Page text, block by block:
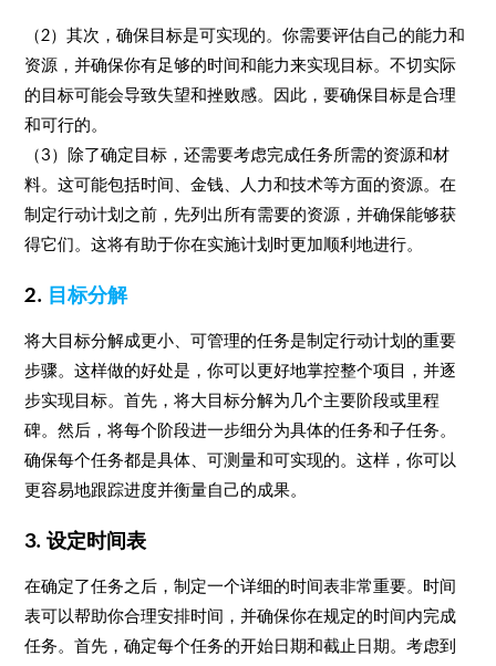
（2）其次，确保目标是可实现的。你需要评估自己的能力和
资源，并确保你有足够的时间和能力来实现目标。不切实际
的目标可能会导致失望和挫败感。因此，要确保目标是合理
和可行的。
（3）除了确定目标，还需要考虑完成任务所需的资源和材
料。这可能包括时间、金钱、人力和技术等方面的资源。在
制定行动计划之前，先列出所有需要的资源，并确保能够获
得它们。这将有助于你在实施计划时更加顺利地进行。
2. 目标分解
将大目标分解成更小、可管理的任务是制定行动计划的重要
步骤。这样做的好处是，你可以更好地掌控整个项目，并逐
步实现目标。首先，将大目标分解为几个主要阶段或里程
碑。然后，将每个阶段进一步细分为具体的任务和子任务。
确保每个任务都是具体、可测量和可实现的。这样，你可以
更容易地跟踪进度并衡量自己的成果。
3. 设定时间表
在确定了任务之后，制定一个详细的时间表非常重要。时间
表可以帮助你合理安排时间，并确保你在规定的时间内完成
任务。首先，确定每个任务的开始日期和截止日期。考虑到